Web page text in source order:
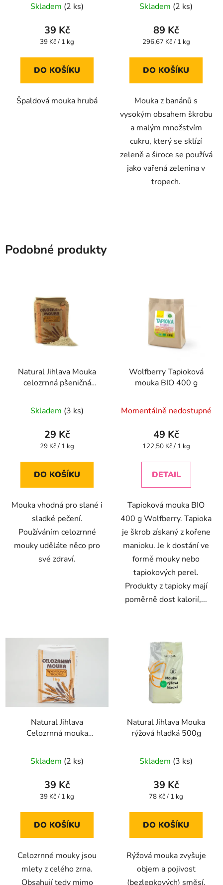
Skladem (2 ks)
39 Kč
Měrná
39 Kč / 1 kg
DO KOŠÍKU
Špaldová mouka hrubá
Skladem (2 ks)
89 Kč
Měrná
296,67 Kč / 1 kg
DO KOŠÍKU
Mouka z banánů s
vysokým obsahem škrobu
a malým množstvím
cukru, který se sklízí
zeleně a široce se používá
jako vařená zelenina v
tropech.
Podobné produkty
Natural Jihlava Mouka
celozrnná pšeničná
Skladem (3 ks)
29 Kč
Měrná
29 Kč / 1 kg
DO KOŠÍKU
Mouka vhodná pro slané i
sladké pečení.
Používáním celozrnné
mouky uděláte něco pro
své zdraví.
Wolfberry Tapioková
mouka BIO 400 g
hodnocení
produktu
je
z
Momentálně nedostupné
49 Kč
Měrná
122,50 Kč / 1 kg
DETAIL
Tapioková mouka BIO
400 g Wolfberry. Tapioka
je škrob získaný z kořene
manioku. Je k dostání ve
formě mouky nebo
tapiokových perel.
Produkty z tapioky mají
poměrně dost kalorií,...
Natural Jihlava
Celozrnná mouka
Skladem (2 ks)
39 Kč
Měrná
39 Kč / 1 kg
DO KOŠÍKU
Celozrnné mouky jsou
mlety z celého zrna.
Obsahují tedy mimo
Natural Jihlava Mouka
rýžová hladká 500g
Skladem (3 ks)
39 Kč
Měrná
78 Kč / 1 kg
DO KOŠÍKU
Rýžová mouka zvyšuje
objem a pojivost
(bezlepkových) směsí.